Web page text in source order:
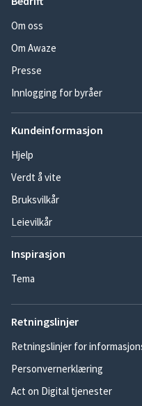
Om oss
Om Awaze
Presse
Innlogging for byråer
Kundeinformasjon
Hjelp
Verdt å vite
Bruksvilkår
Leievilkår
Inspirasjon
Tema
Retningslinjer
Retningslinjer for
Personvernerklæring
Act on Digital tjenester